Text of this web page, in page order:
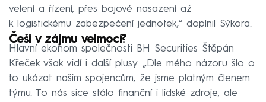
velení a řízení, přes bojové nasazení až
k logistickému zabezpečení jednotek,“ doplnil Sýkora.
Češi v zájmu velmocí?
Hlavní ekonom společnosti BH Securities Štěpán
Křeček však vidí i další plusy. „Dle mého názoru šlo o
to ukázat našim spojencům, že jsme platným členem
týmu. To nás sice stálo finanční i lidské zdroje, ale